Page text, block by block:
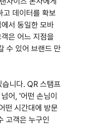
고 데이터를 확보
서 동일한 모바
은 어느 지점을
수 있어 브랜드 만
니다. QR 스탬프
어, '어떤 손님이
떤 시간대에 방문
고객은 누구인